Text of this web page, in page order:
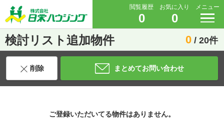
閲覧履歴
0
お気に入り
0
メニュー
検討リスト追加物件 0 / 20件
削除 まとめてお問い合わせ
ご登録いただいてる物件はありません。